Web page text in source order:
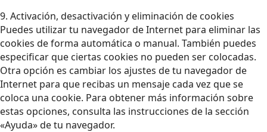
9. Activación, desactivación y eliminación de cookies
Puedes utilizar tu navegador de Internet para eliminar las
cookies de forma automática o manual. También puedes
especificar que ciertas cookies no pueden ser colocadas.
Otra opción es cambiar los ajustes de tu navegador de
Internet para que recibas un mensaje cada vez que se
coloca una cookie. Para obtener más información sobre
estas opciones, consulta las instrucciones de la sección
«Ayuda» de tu navegador.